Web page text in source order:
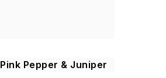
Pink Pepper & Juniper